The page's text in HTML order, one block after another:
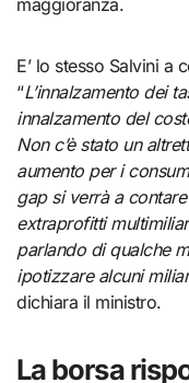
maggioranza.
E’ lo stesso Salvini a
“L’innalzamento dei
innalzamento del
Non c’è stato un
aumento per i
gap si verrà a
extraprofitti
parlando di qualche
ipotizzare alcuni
dichiara il ministro.
La borsa